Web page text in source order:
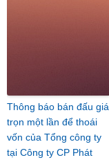
Thông báo bán đấu giá
trọn một lần để thoái
vốn của Tổng công ty
tại Công ty CP Phát